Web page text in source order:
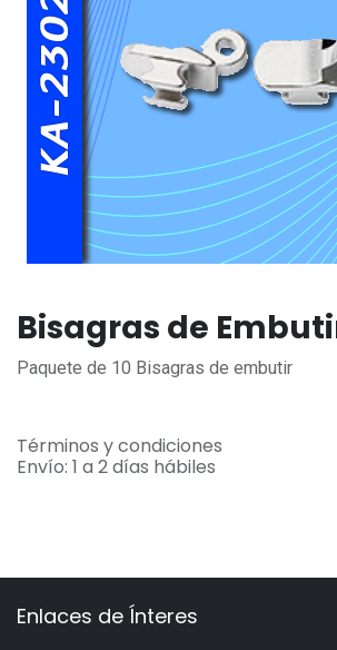
Bisagras de
Paquete de 10 Bisagras de embutir
Términos y condiciones
Envío: 1 a 2 días hábiles
Enlaces de Ínteres